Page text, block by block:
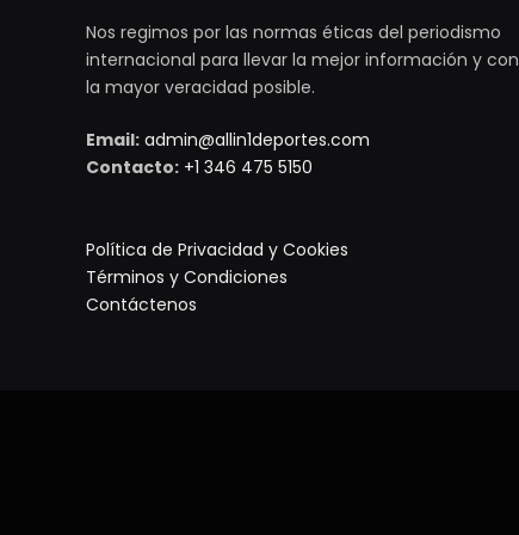
Nos regimos por las normas éticas del periodismo
internacional para llevar la mejor información y con
la mayor veracidad posible.
Email: admin@allin1deportes.com
Contacto: +1 346 475 5150
Política de Privacidad y Cookies
Términos y Condiciones
Contáctenos